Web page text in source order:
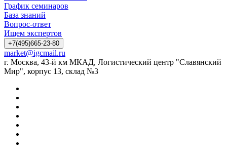
График семинаров
База знаний
Вопрос-ответ
Ищем экспертов
+7(495)665-23-80
market@igcmail.ru
г. Москва, 43-й км МКАД, Логистический центр "Славянский
Мир", корпус 13, склад №3